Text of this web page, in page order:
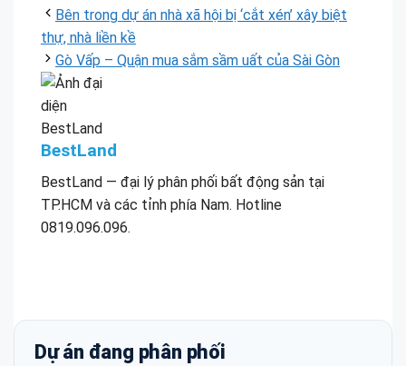
mục
Bên trong dự án nhà xã hội bị ‘cắt xén’ xây biệt
thự, nhà liền kề
Gò Vấp – Quận mua sắm sầm uất của Sài Gòn
BestLand
BestLand — đại lý phân phối bất động sản tại
TP.HCM và các tỉnh phía Nam. Hotline
0819.096.096.
Dự án đang phân phối